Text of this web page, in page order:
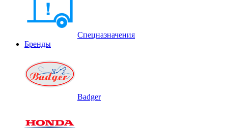
Спецназначения
Бренды
Badger